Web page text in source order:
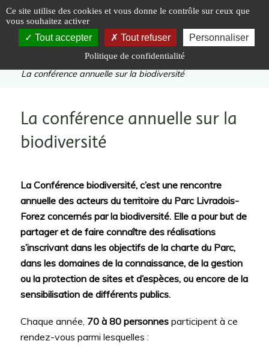
Accueil | Préserver | Biodiversité
La conférence annuelle sur la biodiversité
La conférence annuelle sur la
biodiversité
La Conférence biodiversité, c’est une rencontre
annuelle des acteurs du territoire du Parc Livradois-
Forez concernés par la biodiversité. Elle a pour but de
partager et de faire connaître des réalisations
s’inscrivant dans les objectifs de la charte du Parc,
dans les domaines de la connaissance, de la gestion
ou la protection de sites et d’espèces, ou encore de la
sensibilisation de différents publics.
Chaque année, 70 à 80 personnesparticipent à ce
rendez-vous parmi lesquelles :
Panneau de gestion des cookies
Ce site utilise des cookies et vous donne le contrôle sur ceux que
vous souhaitez activer
Tout accepter Tout refuser Personnaliser
Politique de confidentialité